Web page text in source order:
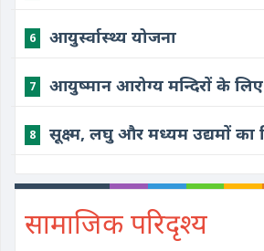
6 आयुर्स्वास्थ्य योजना
7 आयुष्मान आरोग्य मन्दिरों के
8 सूक्ष्म, लघु और मध्यम उद्यमों का
सामाजिक परिदृश्य